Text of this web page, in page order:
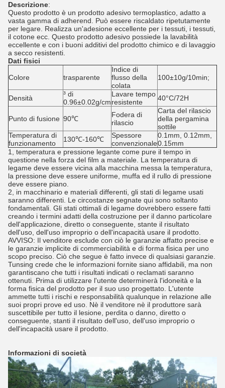
Descrizione:
Questo prodotto è un prodotto adesivo termoplastico, adatto a
vasta gamma di adherend. Può essere riscaldato ripetutamente
per legare. Realizza un'adesione eccellente per i tessuti, i tessuti,
il cotone ecc. Questo prodotto adesivo possiede la lavabilità
eccellente e con i buoni additivi del prodotto chimico e di lavaggio
a secco resistenti.
Dati fisici
Colore trasparente
Indice di
flusso della
colata
100±10g/10min;
Densità
³ di
0.96±0.02g/cm
Lavare tempo
resistente
40°C/72H
Punto di fusione 90℃
Fodera di
rilascio
Carta del rilascio
della pergamina
sottile
Temperatura di
funzionamento
130℃-160℃
Spessore
convenzionale
0.1mm, 0.12mm,
0.15mm
1, temperatura e pressione legante come pure il tempo in
questione nella forza del film a materiale. La temperatura di
legame deve essere vicina alla macchina messa la temperatura,
la pressione deve essere uniforme, muffa ed il rullo di pressione
deve essere piano.
2, in macchinario e materiali differenti, gli stati di legame usati
saranno differenti. Le circostanze segnate qui sono soltanto
fondamentali. Gli stati ottimali di legame dovrebbero essere fatti
creando i termini adatti della costruzione per il danno particolare
dell'applicazione, diretto o conseguente, stante il risultato
dell'uso, dell'uso improprio o dell'incapacità usare il prodotto.
AVVISO: Il venditore esclude con ciò le garanzie affatto precise e
le garanzie implicite di commerciabilità e di forma fisica per uno
scopo preciso. Ciò che segue è fatto invece di qualsiasi garanzie.
Tunsing crede che le informazioni fornite siano affidabili, ma non
garantiscano che tutti i risultati indicati o reclamati saranno
ottenuti. Prima di utilizzare l'utente determinerà l'idoneità e la
forma fisica del prodotto per il suo uso progettato. L'utente
ammette tutti i rischi e responsabilità qualunque in relazione alle
suoi propri prove ed uso. Nè il venditore nè il produttore sarà
suscettibile per tutto il lesione, perdita o danno, diretto o
conseguente, stanti il risultato dell'uso, dell'uso improprio o
dell'incapacità usare il prodotto.
Informazioni di società